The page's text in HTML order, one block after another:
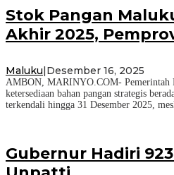
Stok Pangan
Akhir 2025,
Maluku|Desember 16, 2025
AMBON, MARINYO.COM- Pemerintah
ketersediaan bahan pangan strategis
terkendali hingga 31 Desember 2025,
Gubernur Hadiri